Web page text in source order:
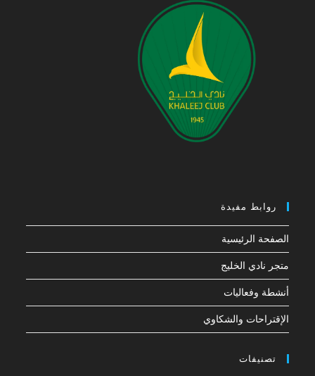
روابط مفيدة
الصفحة الرئيسية
متجر نادي الخليج
أنشطة وفعاليات
الإقتراحات والشكاوي
تصنيفات